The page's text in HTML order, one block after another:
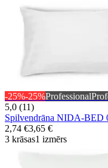
-25%-25%Professional
5,0 (11)
Spilvendrāna NIDA-
2,74 €3,65 €
3 krāsas1 izmērs